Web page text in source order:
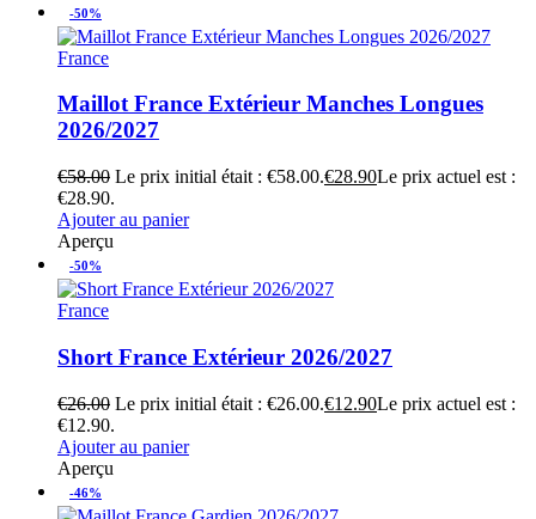
-50%
France
Maillot France Extérieur Manches Longues
2026/2027
€58.00 Le prix initial était : €58.00.€28.90Le prix actuel est :
€28.90.
Ajouter au panier
Aperçu
-50%
France
Short France Extérieur 2026/2027
€26.00 Le prix initial était : €26.00.€12.90Le prix actuel est :
€12.90.
Ajouter au panier
Aperçu
-46%